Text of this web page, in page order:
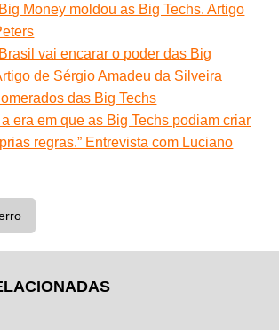
Money moldou as Big Techs. Artigo
vai encarar o poder das Big
de Sérgio Amadeu da Silveira
das Big Techs
a era em que as Big Techs podiam criar
regras.” Entrevista com Luciano